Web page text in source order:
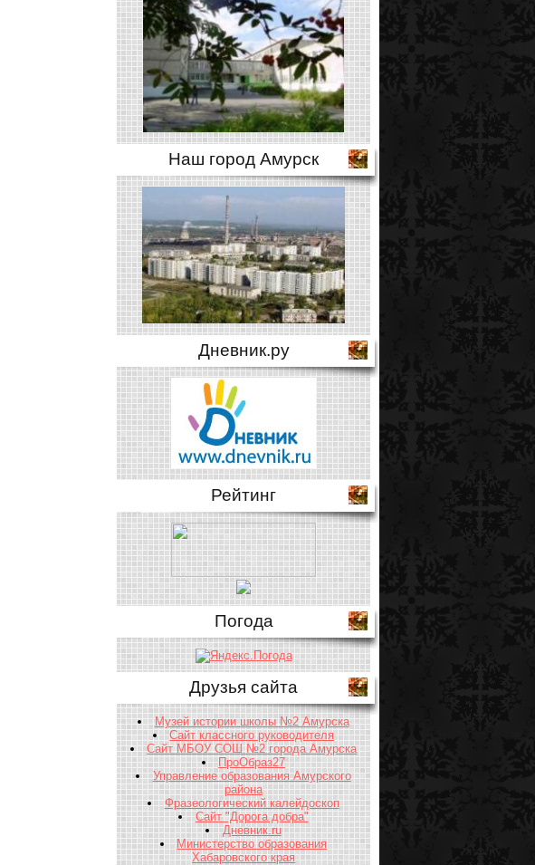
Наш город Амурск
Дневник.ру
Рейтинг
Погода
Друзья сайта
Музей истории школы №2 Амурска
Сайт классного руководителя
Сайт МБОУ СОШ №2 города Амурска
ПроОбраз27
Управление образования Амурского
района
Фразеологический калейдоскоп
Сайт "Дорога добра"
Дневник.ru
Министерство образования
Хабаровского края